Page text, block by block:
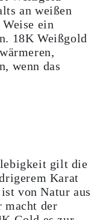
an weißen
ein
18K Weißgold
wenn das
gilt die
Karat
von Natur aus
macht der